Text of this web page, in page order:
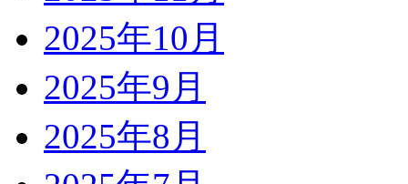
2025年10月
2025年9月
2025年8月